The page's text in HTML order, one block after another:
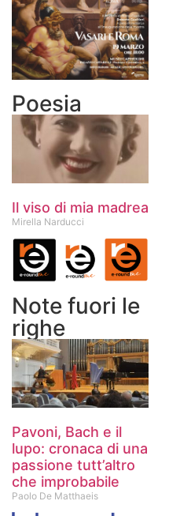
Poesia
Il viso di mia madrea
Mirella Narducci
Note fuori le
righe
Pavoni, Bach e il
lupo: cronaca di una
passione tutt’altro
che improbabile
Paolo De Matthaeis